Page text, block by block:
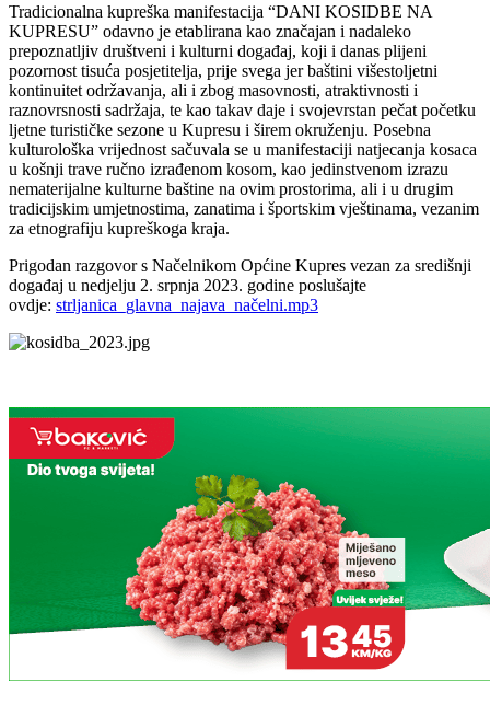
Tradicionalna kupreška manifestacija “DANI KOSIDBE NA
KUPRESU” odavno je etablirana kao značajan i nadaleko
prepoznatljiv društveni i kulturni događaj, koji i danas plijeni
pozornost tisuća posjetitelja, prije svega jer baštini višestoljetni
kontinuitet održavanja, ali i zbog masovnosti, atraktivnosti i
raznovrsnosti sadržaja, te kao takav daje i svojevrstan pečat početku
ljetne turističke sezone u Kupresu i širem okruženju. Posebna
kulturološka vrijednost sačuvala se u manifestaciji natjecanja kosaca
u košnji trave ručno izrađenom kosom, kao jedinstvenom izrazu
nematerijalne kulturne baštine na ovim prostorima, ali i u drugim
tradicijskim umjetnostima, zanatima i športskim vještinama, vezanim
za etnografiju kupreškoga kraja.
Prigodan razgovor s Načelnikom Općine Kupres vezan za središnji
događaj u nedjelju 2. srpnja 2023. godine poslušajte
ovdje: strljanica_glavna_najava_načelni.mp3